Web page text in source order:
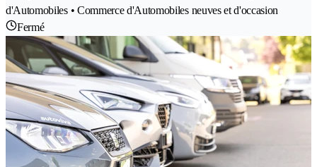
d'Automobiles • Commerce d'Automobiles neuves et d'occasion
Fermé